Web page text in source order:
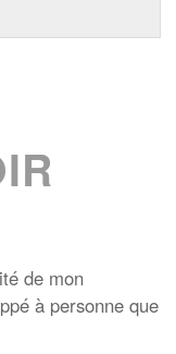
de mon
à personne que